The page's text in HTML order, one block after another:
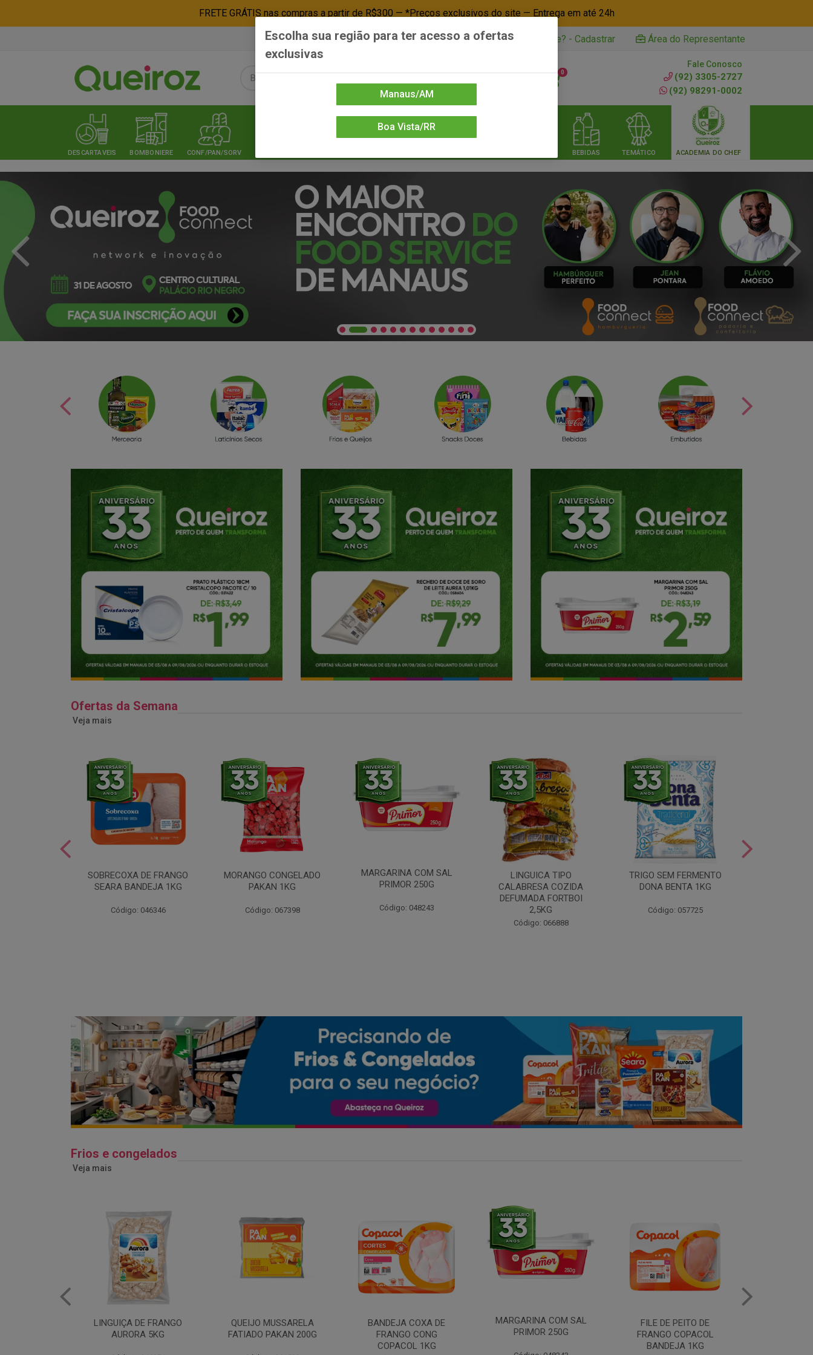
FRETE GRÁTIS nas compras a partir de R$300 — *Preços exclusivos do site — Entrega em até 24h
Já é cliente? - Entrar Não é cliente? - Cadastrar Área do Representante
0
Fale Conosco
(92) 3305-2727
(92) 98291-0002
DESCARTAVEIS BOMBONIERE CONF/PAN/SORV BEBIDAS TEMÁTICO ACADEMIA DO CHEF
Ofertas da Semana
Veja mais
SOBRECOXA DE FRANGO
SEARA BANDEJA 1KG
Código: 046346
MORANGO CONGELADO
PAKAN 1KG
Código: 067398
MARGARINA COM SAL
PRIMOR 250G
Código: 048243
LINGUICA TIPO
CALABRESA COZIDA
DEFUMADA FORTBOI
2,5KG
Código: 066888
TRIGO SEM FERMENTO
DONA BENTA 1KG
Código: 057725
Frios e congelados
Veja mais
QUEIJO MUSSARELA
FATIADO PAKAN 200G
BANDEJA COXA DE
FRANGO CONG
MARGARINA COM SAL
PRIMOR 250G
FILE DE PEITO DE
FRANGO COPACOL
MANTEIGA COM SAL
PIRACANJUBA 500G
Escolha sua região para ter acesso a ofertas
exclusivas
Manaus/AM
Boa Vista/RR